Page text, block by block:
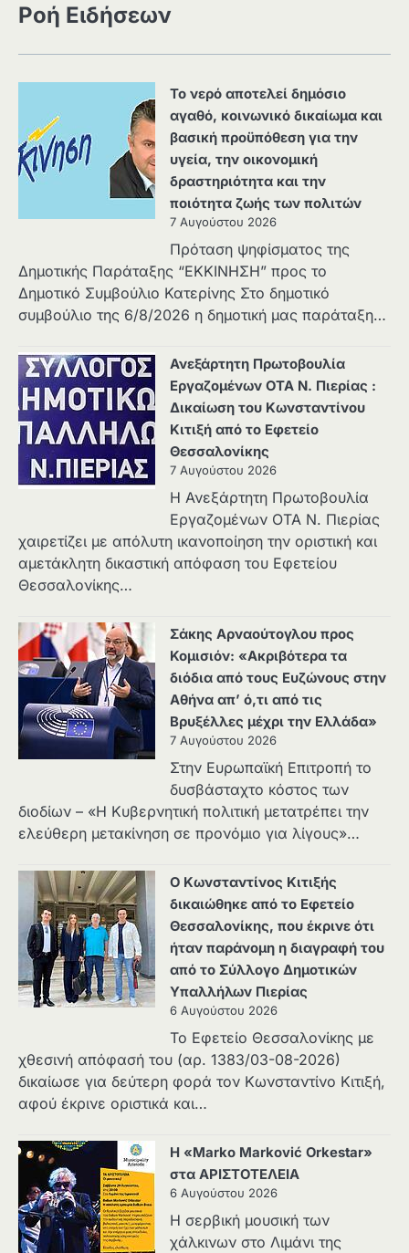
Ροή Ειδήσεων
Το νερό αποτελεί δημόσιο
αγαθό, κοινωνικό δικαίωμα και
βασική προϋπόθεση για την
υγεία, την οικονομική
δραστηριότητα και την
ποιότητα ζωής των πολιτών
7 Αυγούστου 2026
Πρόταση ψηφίσματος της
Δημοτικής Παράταξης “ΕΚΚΙΝΗΣΗ” προς το
Δημοτικό Συμβούλιο Κατερίνης Στο δημοτικό
συμβούλιο της 6/8/2026 η δημοτική μας παράταξη…
Ανεξάρτητη Πρωτοβουλία
Εργαζομένων ΟΤΑ Ν. Πιερίας :
Δικαίωση του Κωνσταντίνου
Κιτιξή από το Εφετείο
Θεσσαλονίκης
7 Αυγούστου 2026
Η Ανεξάρτητη Πρωτοβουλία
Εργαζομένων ΟΤΑ Ν. Πιερίας
χαιρετίζει με απόλυτη ικανοποίηση την οριστική και
αμετάκλητη δικαστική απόφαση του Εφετείου
Θεσσαλονίκης…
Σάκης Αρναούτογλου προς
Κομισιόν: «Ακριβότερα τα
διόδια από τους Ευζώνους στην
Αθήνα απ’ ό,τι από τις
Βρυξέλλες μέχρι την Ελλάδα»
7 Αυγούστου 2026
Στην Ευρωπαϊκή Επιτροπή το
δυσβάσταχτο κόστος των
διοδίων – «Η Κυβερνητική πολιτική μετατρέπει την
ελεύθερη μετακίνηση σε προνόμιο για λίγους»…
Ο Κωνσταντίνος Κιτιξής
δικαιώθηκε από το Εφετείο
Θεσσαλονίκης, που έκρινε ότι
ήταν παράνομη η διαγραφή του
από το Σύλλογο Δημοτικών
Υπαλλήλων Πιερίας
6 Αυγούστου 2026
Το Εφετείο Θεσσαλονίκης με
χθεσινή απόφασή του (αρ. 1383/03-08-2026)
δικαίωσε για δεύτερη φορά τον Κωνσταντίνο Κιτιξή,
αφού έκρινε οριστικά και…
Η «Marko Marković Orkestar»
στα ΑΡΙΣΤΟΤΕΛΕΙΑ
6 Αυγούστου 2026
Η σερβική μουσική των
χάλκινων στο Λιμάνι της